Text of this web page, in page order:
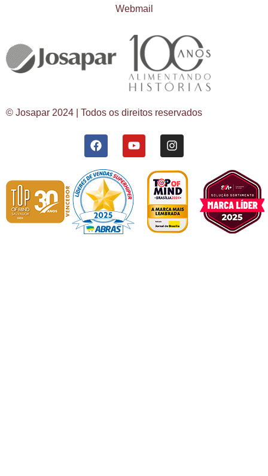
Webmail
© Josapar 2024 | Todos os direitos reservados